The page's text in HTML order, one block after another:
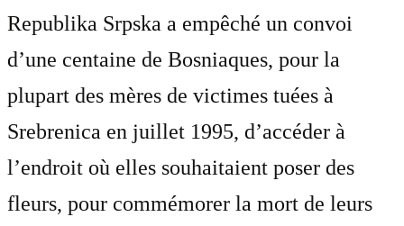
Republika Srpska a empêché un convoi
d’une centaine de Bosniaques, pour la
plupart des mères de victimes tuées à
Srebrenica en juillet 1995, d’accéder à
l’endroit où elles souhaitaient poser des
fleurs, pour commémorer la mort de leurs